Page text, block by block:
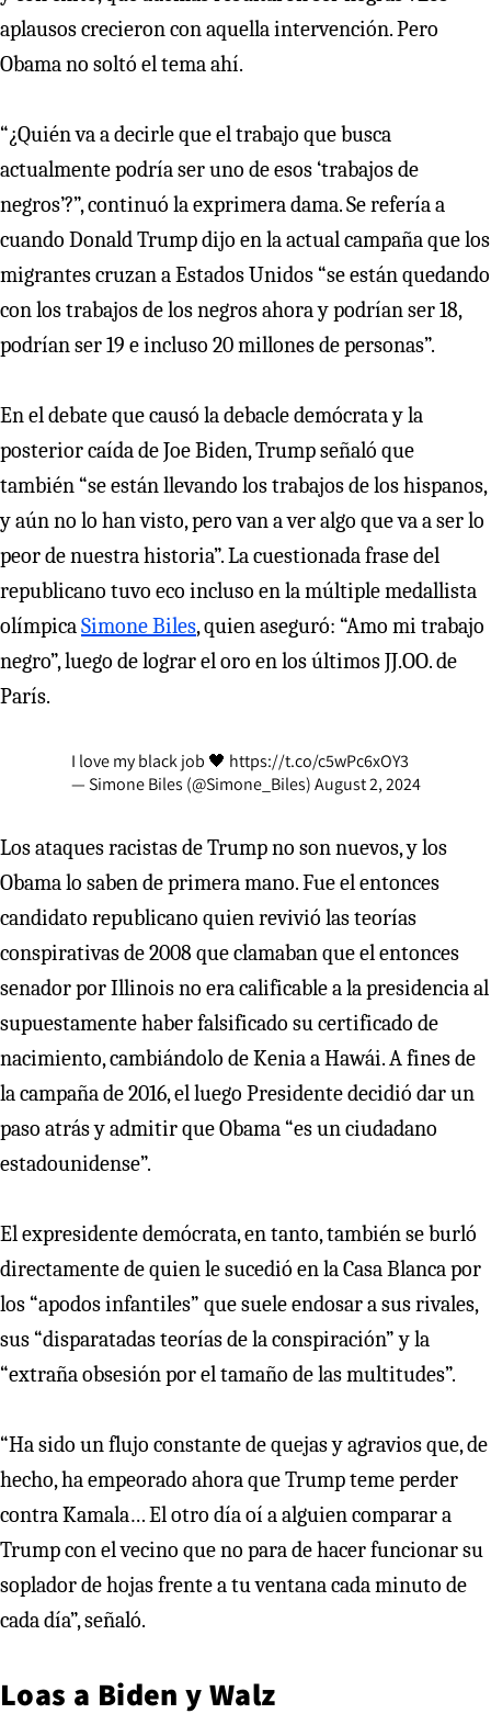
aplausos crecieron con aquella intervención. Pero
Obama no soltó el tema ahí.
“¿Quién va a decirle que el trabajo que busca
actualmente podría ser uno de esos ‘trabajos de
negros’?”, continuó la exprimera dama. Se refería a
cuando Donald Trump dijo en la actual campaña que los
migrantes cruzan a Estados Unidos “se están quedando
con los trabajos de los negros ahora y podrían ser 18,
podrían ser 19 e incluso 20 millones de personas”.
En el debate que causó la debacle demócrata y la
posterior caída de Joe Biden, Trump señaló que
también “se están llevando los trabajos de los hispanos,
y aún no lo han visto, pero van a ver algo que va a ser lo
peor de nuestra historia”. La cuestionada frase del
republicano tuvo eco incluso en la múltiple medallista
olímpicaSimone Biles, quien aseguró: “Amo mi trabajo
negro”, luego de lograr el oro en los últimos JJ.OO. de
París.
I love my black job 🖤 https://t.co/c5wPc6xOY3
— Simone Biles (@Simone_Biles)August 2, 2024
Los ataques racistas de Trump no son nuevos, y los
Obama lo saben de primera mano. Fue el entonces
candidato republicano quien revivió las teorías
conspirativas de 2008 que clamaban que el entonces
senador por Illinois no era calificable a la presidencia al
supuestamente haber falsificado su certificado de
nacimiento, cambiándolo de Kenia a Hawái. A fines de
la campaña de 2016, el luego Presidente decidió dar un
paso atrás y admitir que Obama “es un ciudadano
estadounidense”.
El expresidente demócrata, en tanto, también se burló
directamente de quien le sucedió en la Casa Blanca por
los “apodos infantiles” que suele endosar a sus rivales,
sus “disparatadas teorías de la conspiración” y la
“extraña obsesión por el tamaño de las multitudes”.
“Ha sido un flujo constante de quejas y agravios que, de
hecho, ha empeorado ahora que Trump teme perder
contra Kamala… El otro día oí a alguien comparar a
Trump con el vecino que no para de hacer funcionar su
soplador de hojas frente a tu ventana cada minuto de
cada día”, señaló.
Loas a Biden y Walz